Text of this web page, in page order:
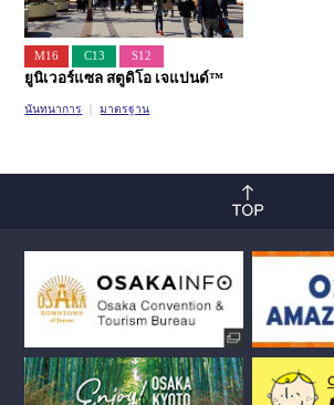
M16 C13 S12
ยูนิเวอร์แซล สตูดิโอ เจแปนด์™
นันทนาการ มาตรฐาน